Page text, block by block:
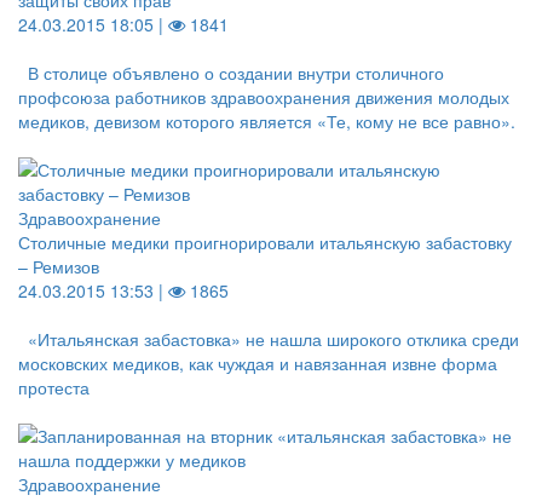
24.03.2015 18:05 |
1841
В столице объявлено о создании внутри столичного
профсоюза работников здравоохранения движения молодых
медиков, девизом которого является «Те, кому не все равно».
Здравоохранение
Столичные медики проигнорировали итальянскую забастовку
– Ремизов
24.03.2015 13:53 |
1865
«Итальянская забастовка» не нашла широкого отклика среди
московских медиков, как чуждая и навязанная извне форма
протеста
Здравоохранение